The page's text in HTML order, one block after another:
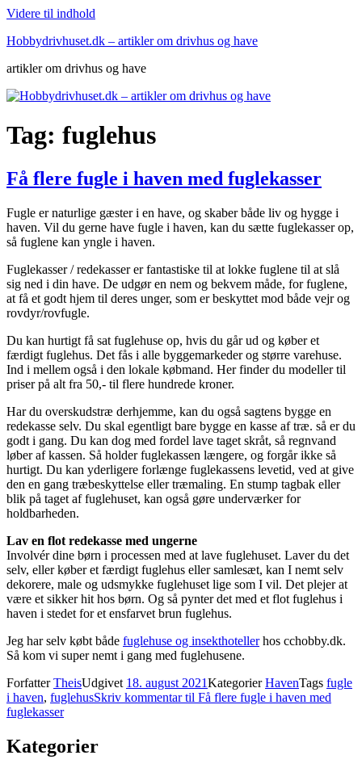
Videre til indhold
Hobbydrivhuset.dk – artikler om drivhus og have
artikler om drivhus og have
Tag: fuglehus
Få flere fugle i haven med fuglekasser
Fugle er naturlige gæster i en have, og skaber både liv og hygge i
haven. Vil du gerne have fugle i haven, kan du sætte fuglekasser op,
så fuglene kan yngle i haven.
Fuglekasser / redekasser er fantastiske til at lokke fuglene til at slå
sig ned i din have. De udgør en nem og bekvem måde, for fuglene,
at få et godt hjem til deres unger, som er beskyttet mod både vejr og
rovdyr/rovfugle.
Du kan hurtigt få sat fuglehuse op, hvis du går ud og køber et
færdigt fuglehus. Det fås i alle byggemarkeder og større varehuse.
Ind i mellem også i den lokale købmand. Her finder du modeller til
priser på alt fra 50,- til flere hundrede kroner.
Har du overskudstræ derhjemme, kan du også sagtens bygge en
redekasse selv. Du skal egentligt bare bygge en kasse af træ. så er du
godt i gang. Du kan dog med fordel lave taget skråt, så regnvand
løber af kassen. Så holder fuglekassen længere, og forgår ikke så
hurtigt. Du kan yderligere forlænge fuglekassens levetid, ved at give
den en gang træbeskyttelse eller træmaling. En stump tagbak eller
blik på taget af fuglehuset, kan også gøre underværker for
holdbarheden.
Lav en flot redekasse med ungerne
Involvér dine børn i processen med at lave fuglehuset. Laver du det
selv, eller køber et færdigt fuglehus eller samlesæt, kan I nemt selv
dekorere, male og udsmykke fuglehuset lige som I vil. Det plejer at
være et sikker hit hos børn. Og så pynter det med et flot fuglehus i
haven i stedet for et ensfarvet brun fuglehus.
Jeg har selv købt både fuglehuse og insekthotellerhos cchobby.dk.
Så kom vi super nemt i gang med fuglehusene.
ForfatterTheisUdgivet 18. august 2021KategorierHavenTags fugle
i haven, fuglehusSkriv kommentartil Få flere fugle i haven med
fuglekasser
Kategorier